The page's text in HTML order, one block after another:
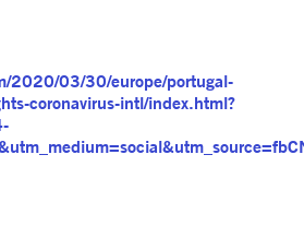
2020/03/30/europe/portugal-
coronavirus-intl/index.html?